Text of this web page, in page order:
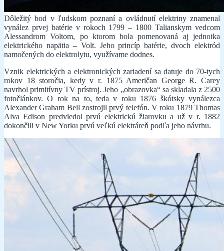
Dôležitý bod v ľudskom poznaní a ovládnutí elektriny znamenal
vynález prvej batérie v rokoch 1799 – 1800 Talianskym vedcom
Alessandrom Voltom, po ktorom bola pomenovaná aj jednotka
elektrického napätia – Volt. Jeho princíp batérie, dvoch elektród
namočených do elektrolytu, využívame dodnes.
Vznik elektrických a elektronických zariadení sa datuje do 70-tych
rokov 18 storočia, kedy v r. 1875 Američan George R. Carey
navrhol primitívny TV prístroj. Jeho „obrazovka“ sa skladala z 2500
fotočlánkov. O rok na to, teda v roku 1876 škótsky vynálezca
Alexander Graham Bell zostrojil prvý telefón. V roku 1879 Thomas
Alva Edison predviedol prvú elektrickú žiarovku a už v r. 1882
dokončili v New Yorku prvú veľkú elektráreň podľa jeho návrhu.